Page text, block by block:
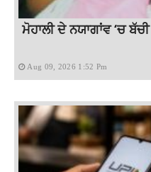
ਮੋਹਾਲੀ ਦੇ ਨਯਾਗਾਂਵ ‘ਚ
Aug 09, 2026 1:52 Pm